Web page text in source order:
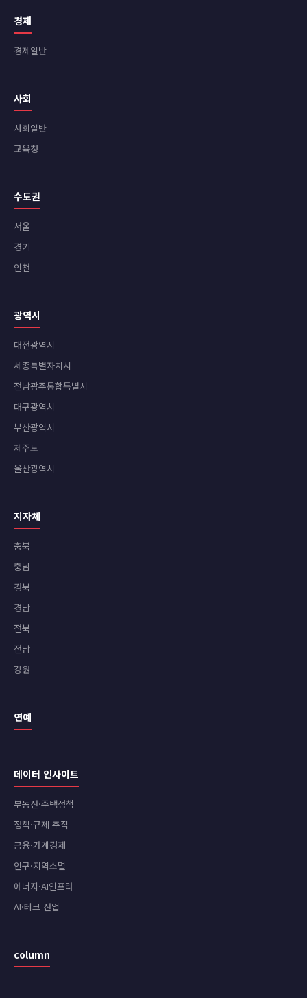
경제
경제일반
사회
사회일반
교육청
수도권
서울
경기
인천
광역시
대전광역시
세종특별자치시
전남광주통합특별시
대구광역시
부산광역시
제주도
울산광역시
지자체
충북
충남
경북
경남
전북
전남
강원
연예
데이터 인사이트
부동산·주택정책
정책·규제 추적
금융·가계경제
인구·지역소멸
에너지·AI인프라
AI·테크 산업
column